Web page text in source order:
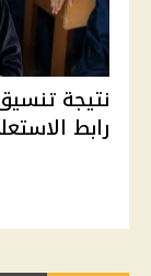
نتيجة
رابط